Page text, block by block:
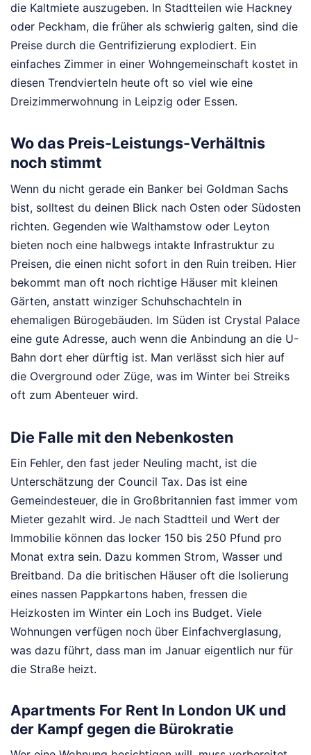
die Kaltmiete auszugeben. In Stadtteilen wie Hackney
oder Peckham, die früher als schwierig galten, sind die
Preise durch die Gentrifizierung explodiert. Ein
einfaches Zimmer in einer Wohngemeinschaft kostet in
diesen Trendvierteln heute oft so viel wie eine
Dreizimmerwohnung in Leipzig oder Essen.
Wo das Preis-Leistungs-Verhältnis
noch stimmt
Wenn du nicht gerade ein Banker bei Goldman Sachs
bist, solltest du deinen Blick nach Osten oder Südosten
richten. Gegenden wie Walthamstow oder Leyton
bieten noch eine halbwegs intakte Infrastruktur zu
Preisen, die einen nicht sofort in den Ruin treiben. Hier
bekommt man oft noch richtige Häuser mit kleinen
Gärten, anstatt winziger Schuhschachteln in
ehemaligen Bürogebäuden. Im Süden ist Crystal Palace
eine gute Adresse, auch wenn die Anbindung an die U-
Bahn dort eher dürftig ist. Man verlässt sich hier auf
die Overground oder Züge, was im Winter bei Streiks
oft zum Abenteuer wird.
Die Falle mit den Nebenkosten
Ein Fehler, den fast jeder Neuling macht, ist die
Unterschätzung der Council Tax. Das ist eine
Gemeindesteuer, die in Großbritannien fast immer vom
Mieter gezahlt wird. Je nach Stadtteil und Wert der
Immobilie können das locker 150 bis 250 Pfund pro
Monat extra sein. Dazu kommen Strom, Wasser und
Breitband. Da die britischen Häuser oft die Isolierung
eines nassen Pappkartons haben, fressen die
Heizkosten im Winter ein Loch ins Budget. Viele
Wohnungen verfügen noch über Einfachverglasung,
was dazu führt, dass man im Januar eigentlich nur für
die Straße heizt.
Apartments For Rent In London UK und
der Kampf gegen die Bürokratie